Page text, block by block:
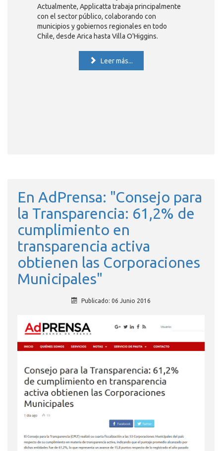
Actualmente, Applicatta trabaja principalmente
con el sector público, colaborando con
municipios y gobiernos regionales en todo
Chile, desde Arica hasta Villa O'Higgins.
Leer más...
En AdPrensa: "Consejo para
la Transparencia: 61,2% de
cumplimiento en
transparencia activa
obtienen las Corporaciones
Municipales"
Publicado: 06 Junio 2016